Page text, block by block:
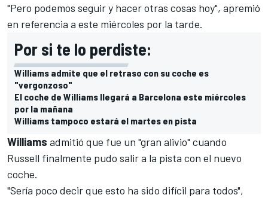
"Pero podemos seguir y hacer otras cosas hoy", apremió
en referencia a este miércoles por la tarde.
Por si te lo perdiste:
Williams admite que el retraso con su coche es
"vergonzoso"
El coche de Williams llegará a Barcelona este miércoles
por la mañana
Williams tampoco estará el martes en pista
Williams admitió que fue un "gran alivio" cuando
Russell finalmente pudo salir a la pista con el nuevo
coche.
"Sería poco decir que esto ha sido difícil para todos",